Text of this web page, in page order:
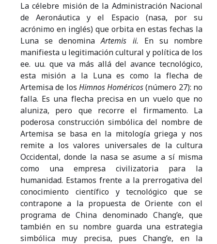
La célebre misión de la Administración Nacional
de Aeronáutica y el Espacio (nasa, por su
acrónimo en inglés) que orbita en estas fechas la
Luna se denominaArtemis ii. En su nombre
manifiesta u legitimación cultural y política de los
ee. uu. que va más allá del avance tecnológico,
esta misión a la Luna es como la flecha de
Artemisa de los Himnos Homéricos(número 27): no
falla. Es una flecha precisa en un vuelo que no
aluniza, pero que recorre el firmamento. La
poderosa construcción simbólica del nombre de
Artemisa se basa en la mitología griega y nos
remite a los valores universales de la cultura
Occidental, donde la nasa se asume a sí misma
como una empresa civilizatoria para la
humanidad. Estamos frente a la prerrogativa del
conocimiento científico y tecnológico que se
contrapone a la propuesta de Oriente con el
programa de China denominado Chang’e, que
también en su nombre guarda una estrategia
simbólica muy precisa, pues Chang’e, en la